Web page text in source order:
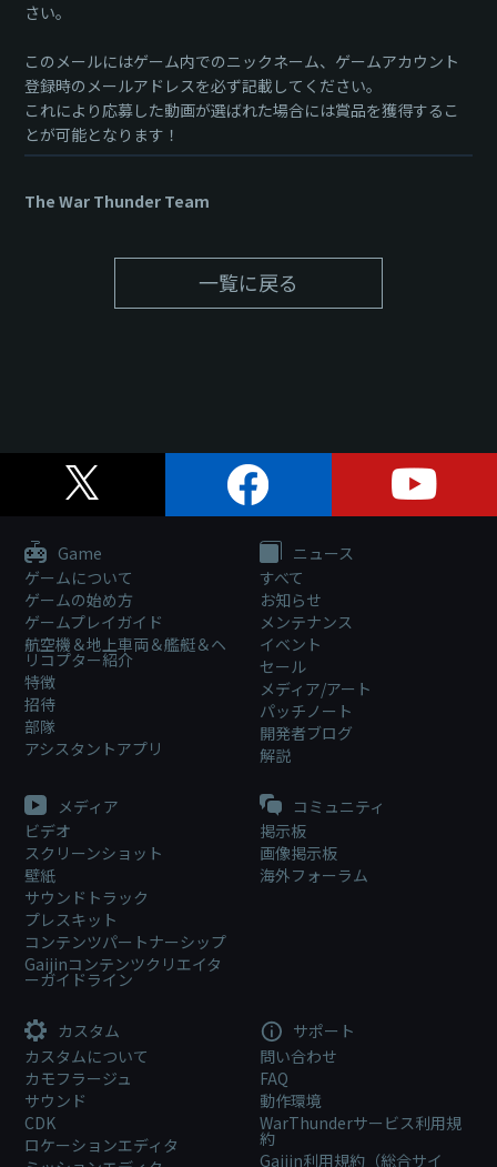
さい。
このメールにはゲーム内でのニックネーム、ゲームアカウント
登録時のメールアドレスを必ず記載してください。
これにより応募した動画が選ばれた場合には賞品を獲得するこ
とが可能となります！
The War Thunder Team
一覧に戻る
Game
ゲームについて
ゲームの始め方
ゲームプレイガイド
航空機＆地上車両＆艦艇＆ヘ
リコプター紹介
特徴
招待
部隊
アシスタントアプリ
ニュース
すべて
お知らせ
メンテナンス
イベント
セール
メディア/アート
パッチノート
開発者ブログ
解説
メディア
ビデオ
スクリーンショット
壁紙
サウンドトラック
プレスキット
コンテンツパートナーシップ
Gaijinコンテンツクリエイタ
ーガイドライン
コミュニティ
掲示板
画像掲示板
海外フォーラム
カスタム
カスタムについて
カモフラージュ
サウンド
CDK
ロケーションエディタ
サポート
問い合わせ
FAQ
動作環境
WarThunderサービス利用規
約
Gaijin利用規約（総合サイ